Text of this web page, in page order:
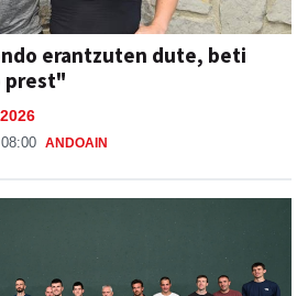
erantzuten dute, beti
prest"
ANDOAIN